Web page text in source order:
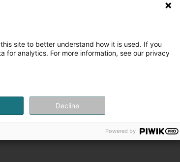
site to better understand how it is used. If you
for analytics. For more information, see our privacy
Decline
Powered by